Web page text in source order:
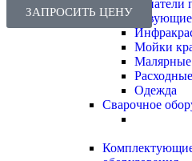
Шпатели
Мойки
Малярные
Одежда
Сварочное
ЗАПРОСИТЬ ЦЕНУ